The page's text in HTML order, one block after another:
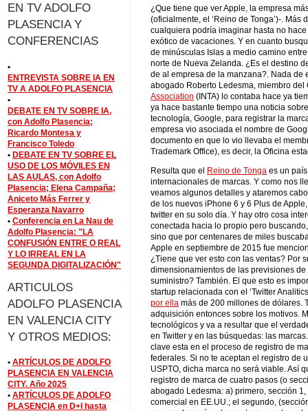
¿Que tiene que ver Apple, la empresa
(oficialmente, el ‘Reino de Tonga’)-.
cualquiera podría imaginar hasta no
exótico de vacaciones. Y en cuanto
de minúsculas Islas a medio camino
norte de Nueva Zelanda. ¿Es el destino
de al empresa de la manzana?. Nada de
abogado Roberto Ledesma, miembro
Association (INTA) lo contaba hace ya
ya hace bastante tiempo una noticia
tecnología, Google, para registrar la
empresa vio asociada el nombre de
documento en que lo vio llevaba el
Trademark Office), es decir, la Oficina
Resulta que el
Reino de Tonga es un
internacionales de marcas. Y como nos
veamos algunos detalles y ataremos
de los nuevos iPhone 6 y 6 Plus de
twitter en su solo día. Y hay otro cosa
conectada hacia lo propio pero
sino que por centenares de miles
Apple en septiembre de 2015 fue
¿Tiene que ver esto con las ventas? Por
dimensionamientos de las previsiones
suministro? También. El que esto es
startup relacionada con el ‘Twitter
por ella más de 200 millones de dólares.
adquisición entonces sobre los motivos.
tecnológicos y va a resultar que el
en Twitter y en las búsquedas: las
clave esta en el proceso de registro de
federales. Si no te aceptan el registro de
USPTO, dicha marca no será viable. Así
registro de marca de cuatro pasos (o
abogado Ledesma: a) primero, sección
comercial en EE.UU.; el segundo,
EN TV ADOLFO
PLASENCIA Y
CONFERENCIAS
•
ENTREVISTA SOBRE IA EN
TV A ADOLFO PLASENCIA
•
DEBATE EN TV SOBRE IA,
con Adolfo Plasencia;
Ricardo Montesa y
Francisco Toledo
• DEBATE EN TV SOBRE EL
USO DE LOS MÓVILES EN
LAS AULAS, con Adolfo
Plasencia; Elena Campaña;
Aniceto Más Ferrer y
Esperanza Navarro
• Conferencia en La Nau de
Adolfo Plasencia: "LA
CONFUSIÓN ENTRE O REAL
Y LO IRREAL EN LA
SEGUNDA DIGITALIZACIÓN"
ARTICULOS
ADOLFO PLASENCIA
EN VALENCIA CITY
Y OTROS MEDIOS:
• ARTÍCULOS DE ADOLFO
PLASENCIA EN VALENCIA
CITY. Año 2025
• ARTÍCULOS DE ADOLFO
PLASENCIA en D+I hasta